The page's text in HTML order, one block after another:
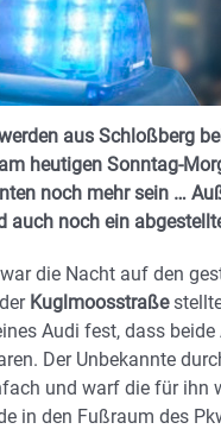
aus Schloßberg
heutigen Sonntag-
noch mehr sein …
auch noch ein
die Nacht auf den
Kuglmoosstraße
Audi fest, dass beide
Der Unbekannte
und warf die für ihn
in den Fußraum des